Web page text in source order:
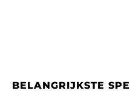
BELANGRIJKSTE